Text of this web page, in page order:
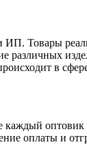
Товары
различных
в
оптовик
оплаты и